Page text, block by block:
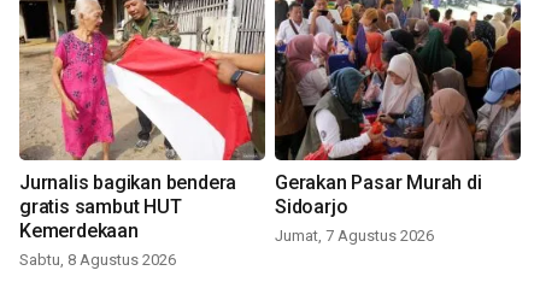
Jurnalis bagikan bendera
gratis sambut HUT
Kemerdekaan
Sabtu, 8 Agustus 2026
Gerakan Pasar Murah di
Sidoarjo
Jumat, 7 Agustus 2026